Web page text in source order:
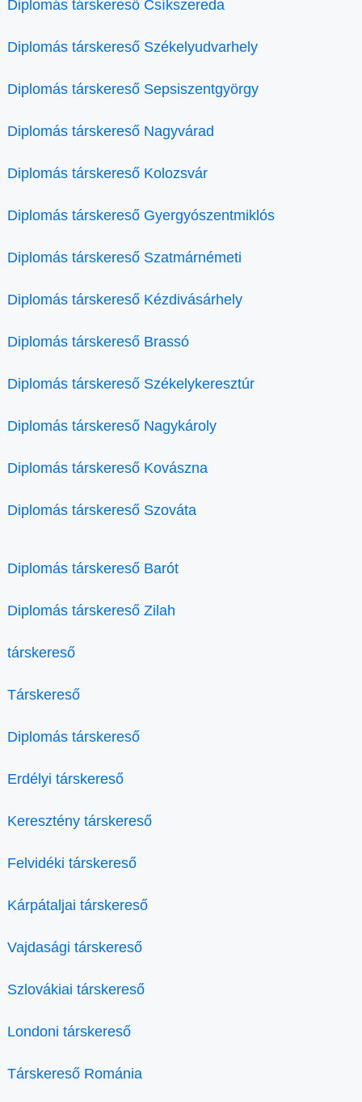
Diplomás társkereső Csíkszereda
Diplomás társkereső Székelyudvarhely
Diplomás társkereső Sepsiszentgyörgy
Diplomás társkereső Nagyvárad
Diplomás társkereső Kolozsvár
Diplomás társkereső Gyergyószentmiklós
Diplomás társkereső Szatmárnémeti
Diplomás társkereső Kézdivásárhely
Diplomás társkereső Brassó
Diplomás társkereső Székelykeresztúr
Diplomás társkereső Nagykároly
Diplomás társkereső Kovászna
Diplomás társkereső Szováta
Diplomás társkereső Barót
Diplomás társkereső Zilah
társkereső
Társkereső
Diplomás társkereső
Erdélyi társkereső
Keresztény társkereső
Felvidéki társkereső
Kárpátaljai társkereső
Vajdasági társkereső
Szlovákiai társkereső
Londoni társkereső
Társkereső Románia